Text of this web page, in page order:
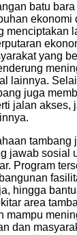
batu
ekonomi
menciptakan
yang
lainnya.
juga
jalan akses,
tambang
jawab sosial
Program
hingga
area
mampu
dan